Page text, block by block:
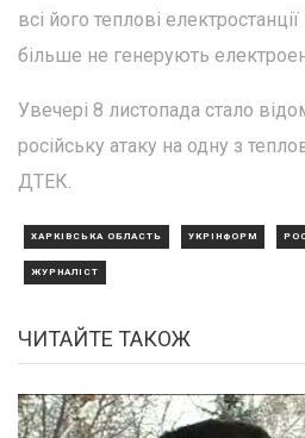
всі його теплові
більше не генерують
Увечері 8 листопада стало
російську атаку на одну з
ДТЕК.
ХАРКІВСЬКА ОБЛАСТЬ УКРІНФОРМ
ЖУРНАЛІСТ
ЧИТАЙТЕ ТАКОЖ